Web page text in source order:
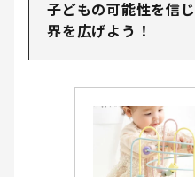
子どもの可能性を信
界を広げよう！